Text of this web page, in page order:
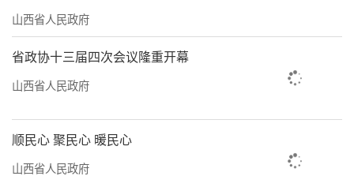
山西省人民政府
省政协十三届四次会议隆重开幕
山西省人民政府
顺民心 聚民心 暖民心
山西省人民政府